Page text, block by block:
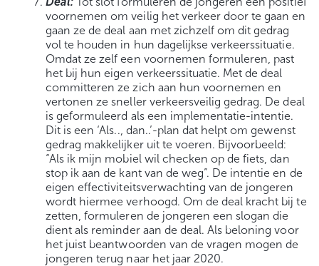
voornemen om veilig het verkeer door te gaan en
gaan ze de deal aan met zichzelf om dit gedrag
vol te houden in hun dagelijkse verkeerssituatie.
Omdat ze zelf een voornemen formuleren, past
het bij hun eigen verkeerssituatie. Met de deal
committeren ze zich aan hun voornemen en
vertonen ze sneller verkeersveilig gedrag. De deal
is geformuleerd als een implementatie-intentie.
Dit is een ‘Als.., dan..’-plan dat helpt om gewenst
gedrag makkelijker uit te voeren. Bijvoorbeeld:
“Als ik mijn mobiel wil checken op de fiets, dan
stop ik aan de kant van de weg”. De intentie en de
eigen effectiviteitsverwachting van de jongeren
wordt hiermee verhoogd. Om de deal kracht bij te
zetten, formuleren de jongeren een slogan die
dient als reminder aan de deal. Als beloning voor
het juist beantwoorden van de vragen mogen de
jongeren terug naar het jaar 2020.